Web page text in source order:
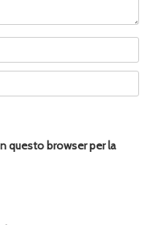
questo browser per la